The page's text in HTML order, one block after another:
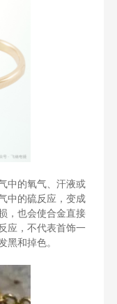
中的氧气、汗液或
中的硫反应，变成
，也会使合金直接
应，不代表首饰一
黑和掉色。